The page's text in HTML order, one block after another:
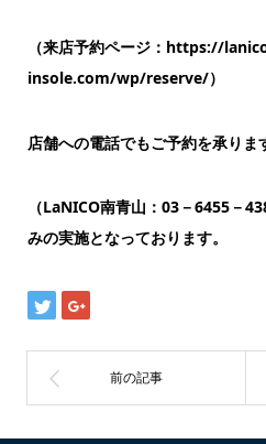
（来店予約ページ：https://
insole.com/wp/reserve/）
店舗への電話でもご予約を承りま
（LaNICO南青山：03－6455－
みの実施となっております。